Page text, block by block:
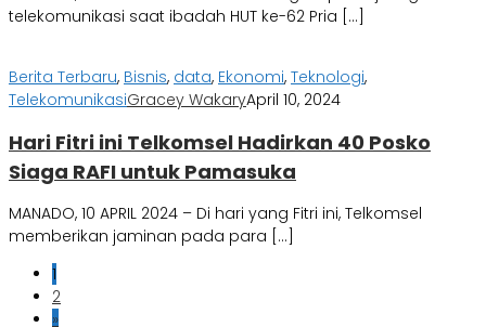
telekomunikasi saat ibadah HUT ke-62 Pria […]
Berita Terbaru, Bisnis, data, Ekonomi, Teknologi,
TelekomunikasiGracey WakaryApril 10, 2024
Hari Fitri ini Telkomsel Hadirkan 40 Posko
Siaga RAFI untuk Pamasuka
MANADO, 10 APRIL 2024 – Di hari yang Fitri ini, Telkomsel
memberikan jaminan pada para […]
1
2
»